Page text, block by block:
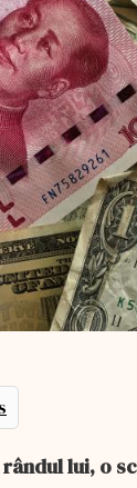
lui, o